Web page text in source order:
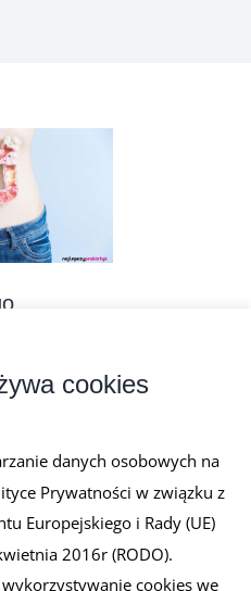
mieć łagodniejszy lub
Czytaj dalej
cookies
danych osobowych na
Prywatności w związku z
Europejskiego i Rady (UE)
2016r (RODO).
cookies we